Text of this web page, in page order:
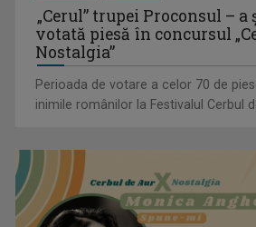
Cate Blanchett este „Blue Jasmine” –
1
„Cerul” trupei Proconsul – a
votată piesă în concursul
Nostalgia”
Perioada de votare a celor 70 de
inimile românilor la Festivalul Cerbul